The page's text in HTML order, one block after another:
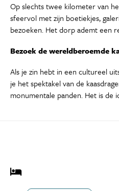
Op slechts twee kilometer van
sfeervol met zijn boetiekjes,
bezoeken. Het dorp ademt een
Bezoek de wereldberoemde
Als je zin hebt in een cultureel
je het spektakel van de
monumentale panden. Het is